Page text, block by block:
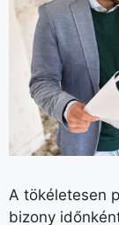
A tökéletesen
bizony